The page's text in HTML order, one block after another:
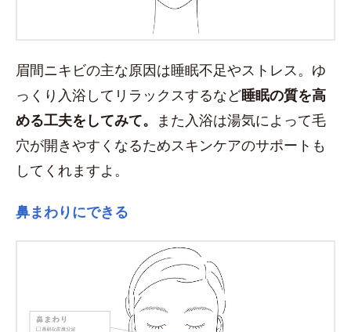
眉間ニキビの主な原因は睡眠不足やストレス。ゆ
っくり入浴してリラックスするなど睡眠の質を高
める工夫をしてみて。 また入浴は湯気によって毛
穴が開きやすくなるためスキンケアのサポートも
してくれますよ。
鼻まわりにできる